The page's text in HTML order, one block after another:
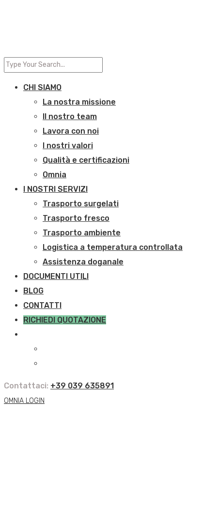
CHI SIAMO
La nostra missione
Il nostro team
Lavora con noi
I nostri valori
Qualità e certificazioni
Omnia
I NOSTRI SERVIZI
Trasporto surgelati
Trasporto fresco
Trasporto ambiente
Logistica a temperatura controllata
Assistenza doganale
DOCUMENTI UTILI
BLOG
CONTATTI
RICHIEDI QUOTAZIONE
Contattaci: +39 039 635891
OMNIA LOGIN